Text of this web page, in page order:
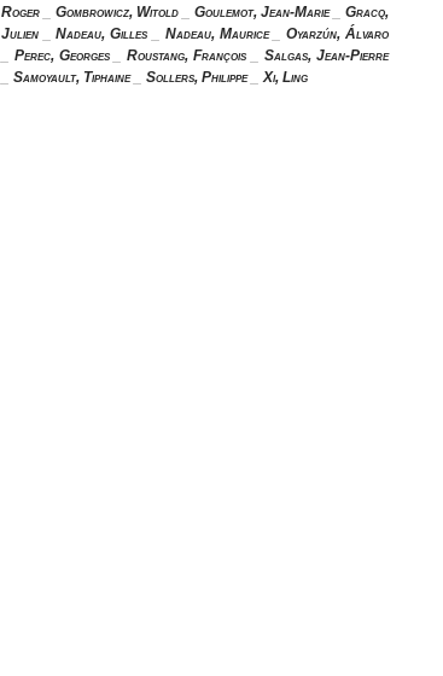
Roger_ Gombrowicz, Witold_ Goulemot, Jean-Marie_Gracq,
Julien_Nadeau, Gilles Nadeau, Maurice_Oyarzún, Álvaro
Perec, Georges_Roustang, François _Salgas, Jean-Pierre
Samoyault, Tiphaine_ Sollers, Philippe_Xi, Ling